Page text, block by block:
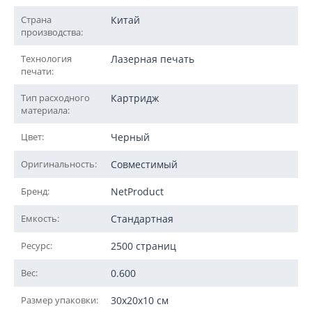
Страна
производства:
Китай
Технология
печати:
Лазерная печать
Тип расходного
материала:
Картридж
Цвет: Черный
Оригинальность: Совместимый
Бренд: NetProduct
Емкость: Стандартная
Ресурс: 2500 страниц
Вес: 0.600
Размер упаковки: 30x20x10 см